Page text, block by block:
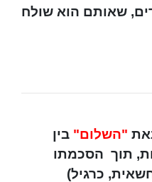
שאותם הוא שולח
"השלום" בין
תוך הסכמתו
כרגיל)